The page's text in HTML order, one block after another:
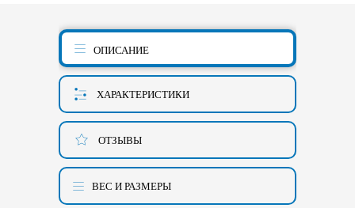
ОПИСАНИЕ
ХАРАКТЕРИСТИКИ
ОТЗЫВЫ
ВЕС И РАЗМЕРЫ